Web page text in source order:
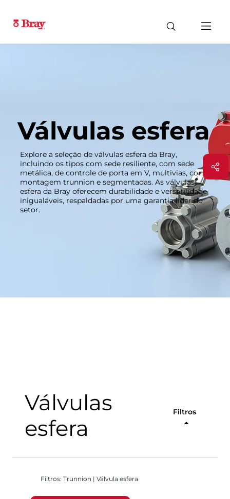
Válvulas esfera
Explore a seleção de válvulas esfera da Bray,
incluindo os tipos com sede resiliente, com sede
metálica, de controle de porta em V, multivias, com
montagem trunnion e segmentadas. As válvulas
esfera da Bray oferecem durabilidade e versatilidade
inigualáveis, respaldadas por uma garantia líder do
setor.
Válvulas
esfera
Filtros
Filtros: Trunnion | Válvula esfera